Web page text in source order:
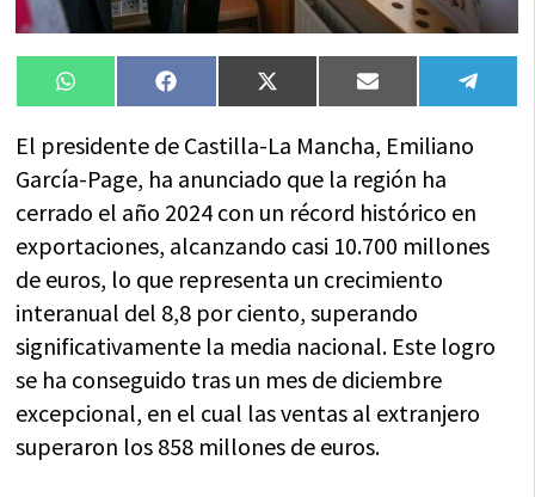
Compartir
en
WhatsAppCompartir
en
FacebookCompartir
en
X
(Twitter)
Compartir
en
Email
en
El presidente de Castilla-La Mancha, Emiliano
García-Page, ha anunciado que la región ha
cerrado el año 2024 con un récord histórico en
exportaciones, alcanzando casi 10.700 millones
de euros, lo que representa un crecimiento
interanual del 8,8 por ciento, superando
significativamente la media nacional. Este logro
se ha conseguido tras un mes de diciembre
excepcional, en el cual las ventas al extranjero
superaron los 858 millones de euros.